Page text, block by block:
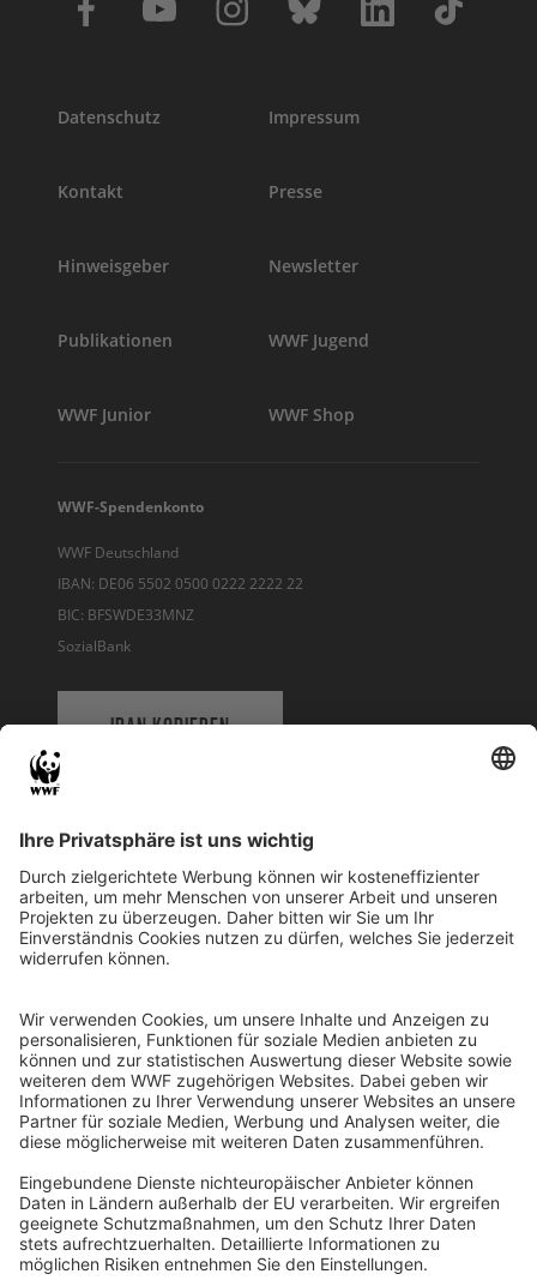
Datenschutz Impressum
Kontakt Presse
Hinweisgeber Newsletter
Publikationen WWF Jugend
WWF Junior WWF Shop
WWF-Spendenkonto
WWF Deutschland
IBAN: DE06 5502 0500 0222 2222 22
BIC: BFSWDE33MNZ
SozialBank
IBAN KOPIEREN
WWF Deutschland
Reinhardtstr. 18
10117 Berlin
Ihre Spende kann steuerlich geltend gemacht werden
Registriert als Stiftung WWF Deutschland, Senatsverwaltung für
Justiz Berlin, Az: 3416/976/2
Umsatzsteuer-Identifikationsnummer: DE 114236103
Freistellungsbescheid: Als gemeinnützige Körperschaft befreit
von der Körperschaftssteuer gem. §5 I 9 KStg. unter der
Steuernummer 27/641/09321